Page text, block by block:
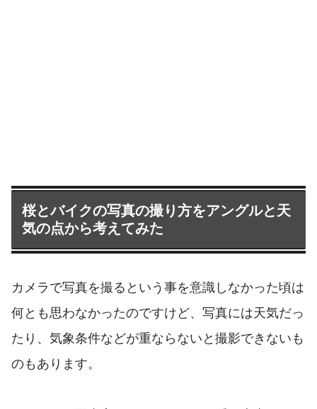
桜とバイクの写真の撮り方をアングルと天
気の点から考えてみた
カメラで写真を撮るという事を意識しなかった頃は
何とも思わなかったのですけど、写真には天気だっ
たり、気象条件などが重ならないと撮影できないも
のもあります。